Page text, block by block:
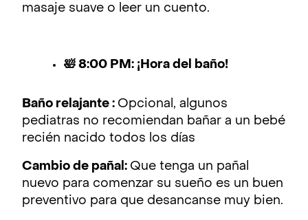
masaje suave o leer un cuento.
🛀 8:00 PM: ¡Hora del baño!
Baño relajante : Opcional, algunos
pediatras no recomiendan bañar a un bebé
recién nacido todos los días
Cambio de pañal: Que tenga un pañal
nuevo para comenzar su sueño es un buen
preventivo para que desancanse muy bien.